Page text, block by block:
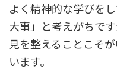
よく精神的な学びを
大事」と考えがちで
見を整えることこそ
います。